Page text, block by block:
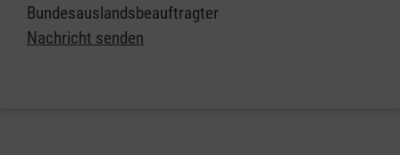
Bundesauslandsbeauftragter
Nachricht senden